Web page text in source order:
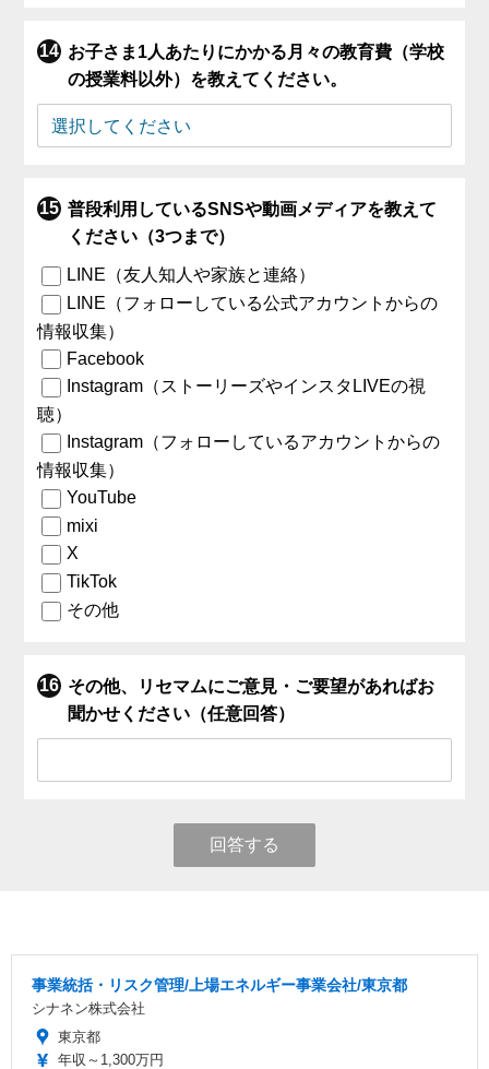
お子さま1人あたりにかかる月々の教育費（学校
の授業料以外）を教えてください。
普段利用しているSNSや動画メディアを教えて
ください（3つまで）
LINE（友人知人や家族と連絡）
LINE（フォローしている公式アカウントからの
情報収集）
Facebook
Instagram（ストーリーズやインスタLIVEの視
聴）
Instagram（フォローしているアカウントからの
情報収集）
YouTube
mixi
X
TikTok
その他
その他、リセマムにご意見・ご要望があればお
聞かせください（任意回答）
回答する
事業統括・リスク管理/上場エネルギー事業会社/東京都
シナネン株式会社
東京都
年収～1,300万円